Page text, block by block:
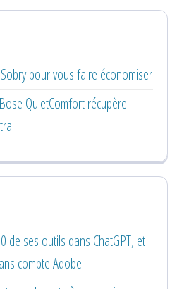
pour vous faire économiser
QuietComfort récupère
de ses outils dans ChatGPT, et
compte Adobe